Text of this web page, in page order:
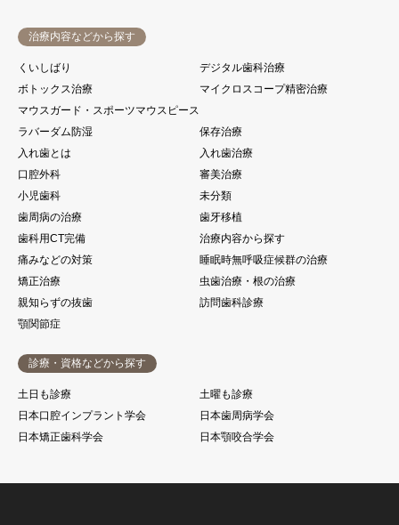
治療内容などから探す
くいしばり
デジタル歯科治療
ボトックス治療
マイクロスコープ精密治療
マウスガード・スポーツマウスピース
ラバーダム防湿
保存治療
入れ歯とは
入れ歯治療
口腔外科
審美治療
小児歯科
未分類
歯周病の治療
歯牙移植
歯科用CT完備
治療内容から探す
痛みなどの対策
睡眠時無呼吸症候群の治療
矯正治療
虫歯治療・根の治療
親知らずの抜歯
訪問歯科診療
顎関節症
診療・資格などから探す
土日も診療
土曜も診療
日本口腔インプラント学会
日本歯周病学会
日本矯正歯科学会
日本顎咬合学会